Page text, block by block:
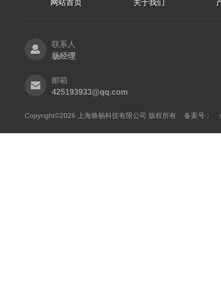
网站首页 关于我们
联系人
杨经理
邮箱
425193933@qq.com
Copyright©2026 上海焕杨科技有限公司 版权所有 备案号：